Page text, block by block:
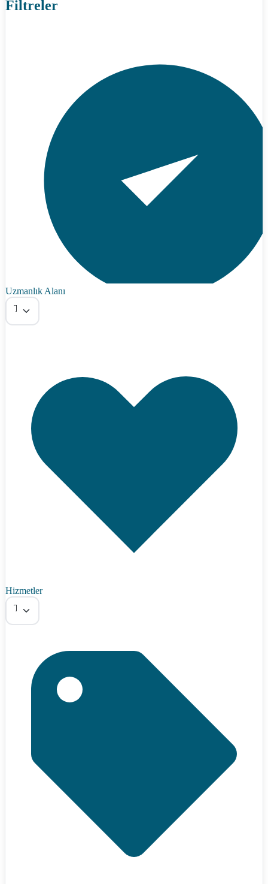
Filtreler
Uzmanlık Alanı
Tümü
Hizmetler
Tümü